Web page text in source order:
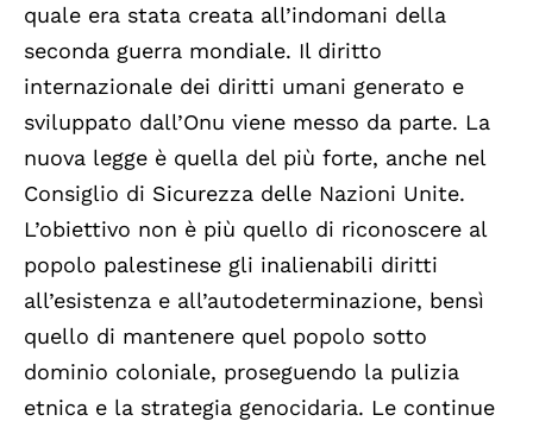
quale era stata creata all’indomani della
seconda guerra mondiale. Il diritto
internazionale dei diritti umani generato e
sviluppato dall’Onu viene messo da parte. La
nuova legge è quella del più forte, anche nel
Consiglio di Sicurezza delle Nazioni Unite.
L’obiettivo non è più quello di riconoscere al
popolo palestinese gli inalienabili diritti
all’esistenza e all’autodeterminazione, bensì
quello di mantenere quel popolo sotto
dominio coloniale, proseguendo la pulizia
etnica e la strategia genocidaria. Le continue